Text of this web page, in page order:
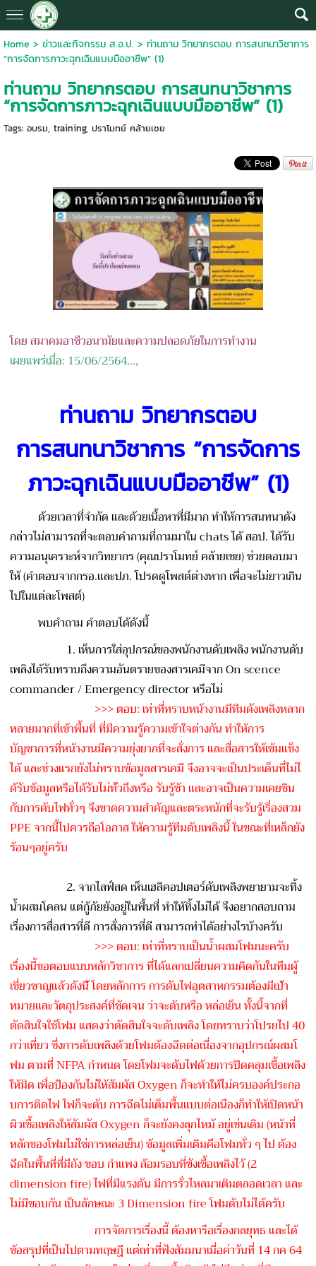
Home > ข่าวและกิจกรรม ส.อ.ป. > ท่านถาม วิทยากรตอบ การสนทนาวิชาการ
“การจัดการภาวะฉุกเฉินแบบมืออาชีพ” (1)
ท่านถาม วิทยากรตอบ การสนทนาวิชาการ
“การจัดการภาวะฉุกเฉินแบบมืออาชีพ” (1)
Tags: อบรม, training, ปราโมทย์ คล้ายเชย
โดย สมาคมอาชีวอนามัยและความปลอดภัยในการทำงาน
เผยแพร่เมื่อ: 15/06/2564...,
ท่านถาม วิทยากรตอบ
การสนทนาวิชาการ “การจัดการ
ภาวะฉุกเฉินแบบมืออาชีพ” (1)
ด้วยเวลาที่จำกัด และด้วยเนื้อหาที่มีมาก ทำให้การสนทนาดัง
กล่าวไม่สามารถที่จะตอบคำถามที่ถามมาใน chats ได้ สอป. ได้รับ
ความอนุเคราะห์จากวิทยากร (คุณปราโมทย์ คล้ายเชย) ช่วยตอบมา
ให้ (คำตอบจากกรอ.และปภ. โปรดดูโพสต์ต่างหาก เพื่อจะไม่ยาวเกิน
ไปในแต่ละโพสต์)
พบคำถาม คำตอบได้ดังนี้
1. เห็นการใส่อุปกรณ์ของพนักงานดับเพลิง พนักงานดับ
เพลิงได้รับทราบถึงความอันตรายของสารเคมีจากOn scence
commander / Emergency director หรือไม่
>>> ตอบ: เท่าที่ทราบหน้างานมีทีมดังเพลิงหลาก
หลายมากที่เข้าพื้นที่ ที่มีความรู้ความเข้าใจต่างกัน ทำให้การ
บัญชาการที่หน้างานมีความยุ่งยากที่จะสั่งการ และสื่อสารให้เข้มแข็ง
ได้ และช่วงแรกยังไม่ทราบข้อมูลสารเคมี จึงอาจจะเป็นประเด็นที่ไม่ไ
ด้รับข้อมูลหรือได้รับไม่ทั่วถึงหรือ รับรู้ช้า และอาจเป็นความเคยชิน
กับการดับไฟทั่วๆ จึงขาดความสำคัญและตระหนักที่จะรับรู้เรื่องสวม
PPE จากนี้ไปควรถือโอกาส ให้ความรู้ทีมดับเพลิงนี้ ในขณะที่เหล็กยัง
ร้อนๆอยู่ครับ
2. จากไลฟ์สด เห็นเฮลิคอปเตอร์ดับเพลิงพยายามจะทิ้ง
น้ำผสมโคลน แต่กู้ภัยยังอยู่ในพื้นที่ ทำให้ทิ้งไม่ได้ จึงอยากสอบถาม
เรื่องการสื่อสารที่ดี การสั่งการที่ดี สามารถทำได้อย่างไรบ้างครับ
>>> ตอบ: เท่าที่ทราบเป็นน้ำผสมโฟมนะครับ
เรื่องนี้ขอตอบแบบหลักวิชาการ ที่ได้แลกเปลี่ยนความคิดกันในทีมผู้
เชี่ยวชาญแล้วดังนี้ โดยหลักการ การดับไฟอุตสาหกรรมต้องมีเป้า
หมายและวัตถุประสงค์ที่ชัดเจน ว่าจะดับหรือ หล่อเย็น ทั้งนี้จากที่
ตัดสินใจใช้โฟม แสดงว่าตัดสินใจจะดับเพลิง โดยทราบว่าโปรยไป 40
กว่าเที่ยว ซึ่งการดับเพลิงด้วยโฟมต้องฉีดต่อเนื่องจากอุปกรณ์ผสมโ
ฟม ตามที่ NFPA กำหนด โดยโฟมจะดับไฟด้วยการปิดคลุมเชื้อเพลิง
ให้มิด เพื่อป้องกันไม่ให้สัมผัส Oxygen ก็จะทำให้ไม่ครบองค์ประกอ
บการติดไฟ ไฟก็จะดับ การฉีดไม่เต็มพื้นแบบต่อเนื่องก็ทำให้เปิดหน้า
ผิวเชื้อเพลิงให้สัมผัส Oxygen ก็จะยังคงลุกไหม้ อยู่เช่นเดิม (หน้าที่
หลักของโฟมไม่ใช่การหล่อเย็น) ข้อมูลเพิ่มเติมคือโฟมทั่ว ๆ ไป ต้อง
ฉีดในพื้นที่ที่มีถัง ขอบ กำแพง ล้อมรอบที่ขังเชื้อเพลิงไว้(2
dimension fire) ไฟที่มีแรงดัน มีการรั่วไหลมาเติมตลอดเวลา และ
ไม่มีขอบกัน เป็นลักษณะ 3 Dimension fire โฟมดับไม่ได้ครับ
การจัดการเรื่องนี้ ต้องหารือเรื่องกลยุทธ และได้
ข้อสรุปที่เป็นไปตามทฤษฎี แต่เท่าที่ฟังสัมมนาเมื่อค่าวันที่ 14 กค 64